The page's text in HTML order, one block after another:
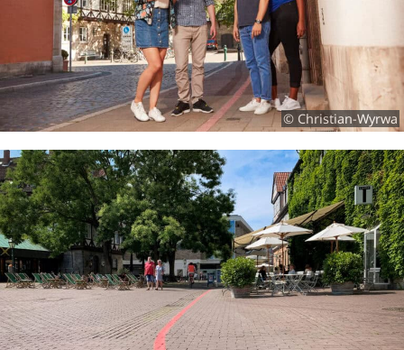
© Christian-Wyrwa